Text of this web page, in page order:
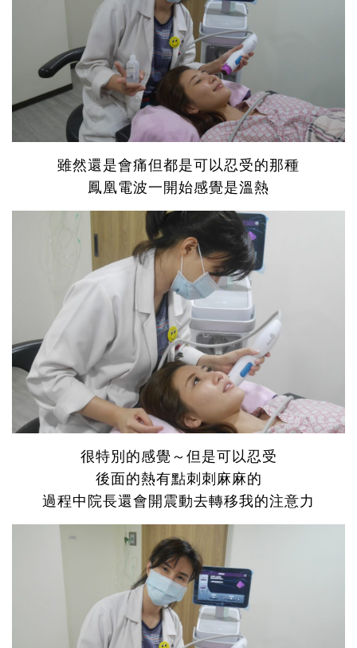
雖然還是會痛但都是可以忍受的那種
鳳凰電波一開始感覺是溫熱
很特別的感覺～但是可以忍受
後面的熱有點刺刺麻麻的
過程中院長還會開震動去轉移我的注意力